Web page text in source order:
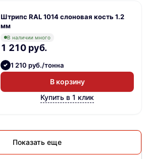
Штрипс RAL 1014 слоновая кость 1.2
мм
В наличии много
1 210 руб.
1 210 руб./тонна
В корзину
Купить в 1 клик
Показать еще